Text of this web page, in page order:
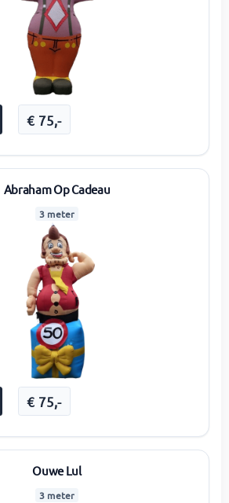
€ 75,-
Abraham Op Cadeau
3 meter
€ 75,-
Ouwe Lul
3 meter